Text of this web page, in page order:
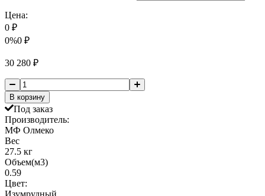
Цена:
0 ₽
0%0 ₽
30 280 ₽
В корзину
Под заказ
Производитель:
МФ Олмеко
Вес
27.5 кг
Объем(м3)
0.59
Цвет:
Изумрудный